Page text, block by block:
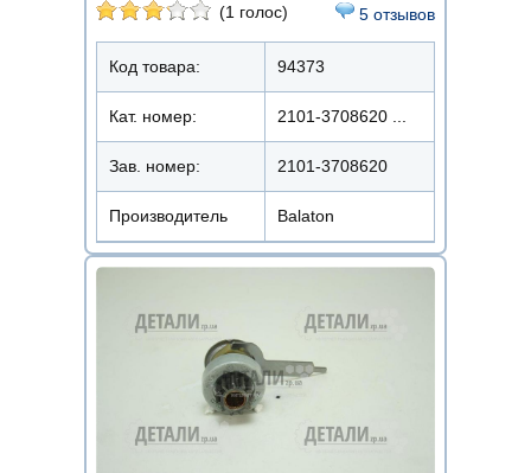
(1 голос) 5 отзывов
Код товара: 94373
Кат. номер: 2101-3708620 ...
Зав. номер: 2101-3708620
Производитель Balaton